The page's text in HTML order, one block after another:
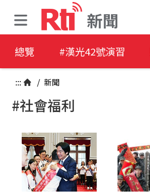
新聞
總覽 #漢光42號演習
::: / 新聞
#社會福利